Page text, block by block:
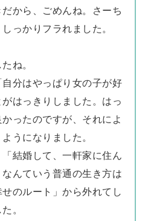
から、ごめんね。さーち
っかりフラれました。
ね。
分はやっぱり女の子が好
はっきりしました。はっ
ったのですが、それによ
うになりました。
結婚して、一軒家に住ん
んていう普通の生き方は
のルート」から外れてし
。